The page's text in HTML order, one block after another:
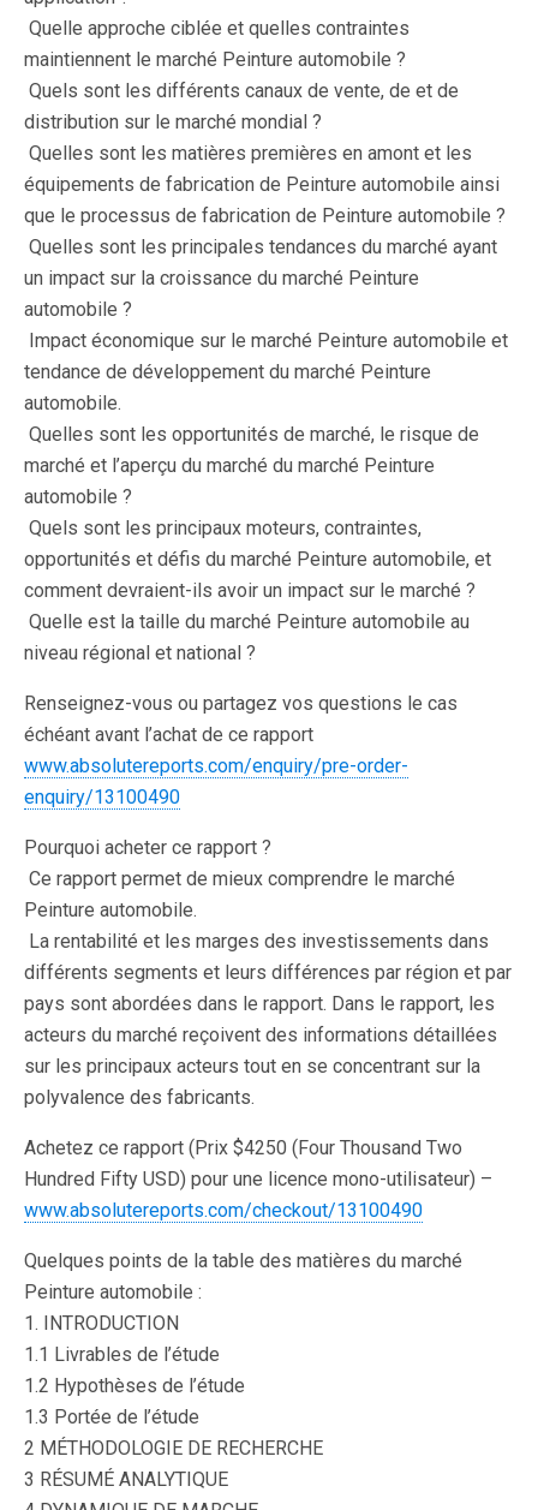
 Quelle approche ciblée et quelles contraintes
maintiennent le marché Peinture automobile ?
 Quels sont les différents canaux de vente, de et de
distribution sur le marché mondial ?
 Quelles sont les matières premières en amont et les
équipements de fabrication de Peinture automobile ainsi
que le processus de fabrication de Peinture automobile ?
 Quelles sont les principales tendances du marché ayant
un impact sur la croissance du marché Peinture
automobile ?
 Impact économique sur le marché Peinture automobile et
tendance de développement du marché Peinture
automobile.
 Quelles sont les opportunités de marché, le risque de
marché et l’aperçu du marché du marché Peinture
automobile ?
 Quels sont les principaux moteurs, contraintes,
opportunités et défis du marché Peinture automobile, et
comment devraient-ils avoir un impact sur le marché ?
 Quelle est la taille du marché Peinture automobile au
niveau régional et national ?
Renseignez-vous ou partagez vos questions le cas
échéant avant l’achat de ce rapport 
www.absolutereports.com/enquiry/pre-order-
enquiry/13100490
Pourquoi acheter ce rapport ?
 Ce rapport permet de mieux comprendre le marché
Peinture automobile.
 La rentabilité et les marges des investissements dans
différents segments et leurs différences par région et par
pays sont abordées dans le rapport. Dans le rapport, les
acteurs du marché reçoivent des informations détaillées
sur les principaux acteurs tout en se concentrant sur la
polyvalence des fabricants.
Achetez ce rapport (Prix $4250 (Four Thousand Two
Hundred Fifty USD) pour une licence mono-utilisateur) –
www.absolutereports.com/checkout/13100490
Quelques points de la table des matières du marché
Peinture automobile :
1. INTRODUCTION
1.1 Livrables de l’étude
1.2 Hypothèses de l’étude
1.3 Portée de l’étude
2 MÉTHODOLOGIE DE RECHERCHE
3 RÉSUMÉ ANALYTIQUE